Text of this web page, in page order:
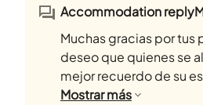
Accommodation
Muchas gracias por tus
deseo que quienes se
mejor recuerdo de su
Mostrarmás